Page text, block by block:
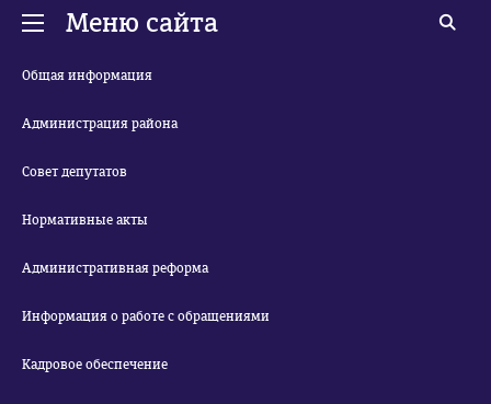
Меню сайта
Общая информация
Администрация района
Совет депутатов
Нормативные акты
Административная реформа
Информация о работе с обращениями
Кадровое обеспечение